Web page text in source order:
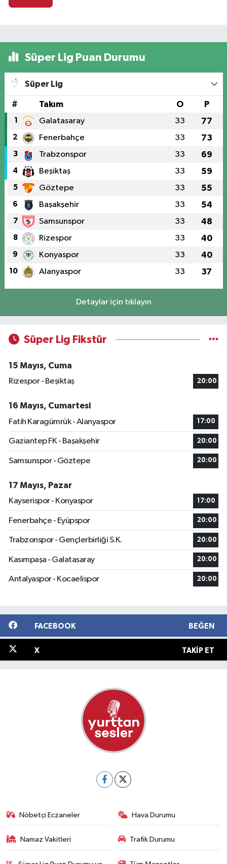
Süper Lig Puan Durumu
Süper Lig
# Takım O P
1 Galatasaray 33 77
2 Fenerbahçe 33 73
3 Trabzonspor 33 69
4 Beşiktaş 33 59
5 Göztepe 33 55
6 Başakşehir 33 54
7 Samsunspor 33 48
8 Rizespor 33 40
9 Konyaspor 33 40
10 Alanyaspor 33 37
Detaylar için tıklayın
Süper Lig Fikstür
15 Mayıs, Cuma
Rizespor - Beşiktaş
20:00
16 Mayıs, Cumartesi
Fatih Karagümrük - Alanyaspor
17:00
Gaziantep FK - Başakşehir 20:00
Samsunspor - Göztepe 20:00
17 Mayıs, Pazar
Kayserispor - Konyaspor
17:00
Fenerbahçe - Eyüpspor 20:00
Trabzonspor - Gençlerbirliği S.K. 20:00
Kasımpaşa - Galatasaray 20:00
Antalyaspor - Kocaelispor 20:00
FACEBOOK BEĞEN
X TAKIP ET
Nöbetçi Eczaneler Hava Durumu
Namaz Vakitleri Trafik Durumu